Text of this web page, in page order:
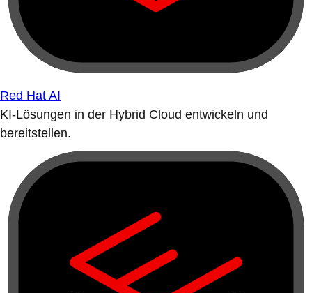
Red Hat AI
KI-Lösungen in der Hybrid Cloud entwickeln und
bereitstellen.